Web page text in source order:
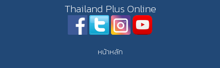
Thailand Plus Online
หน้าหลัก